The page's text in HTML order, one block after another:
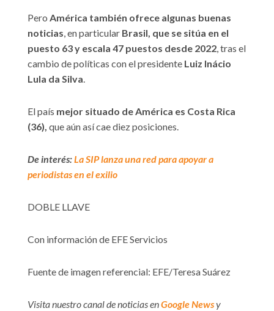
Pero América también ofrece algunas buenas
noticias, en particular Brasil, que se sitúa en el
puesto 63 y escala 47 puestos desde 2022, tras el
cambio de políticas con el presidente Luiz Inácio
Lula da Silva.
El país mejor situado de América es Costa Rica
(36), que aún así cae diez posiciones.
De interés:La SIP lanza una red para apoyar a
periodistas en el exilio
DOBLE LLAVE
Con información de EFE Servicios
Fuente de imagen referencial: EFE/Teresa Suárez
Visita nuestro canal de noticias enGoogle Newsy